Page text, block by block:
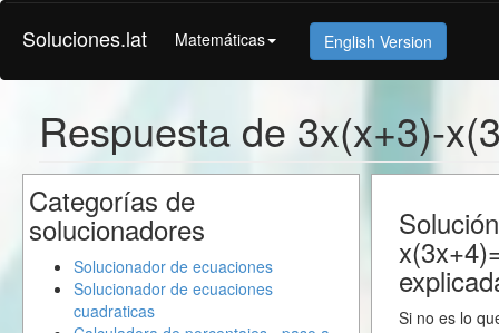
Soluciones.lat Matemáticas English Version
Respuesta de 3x(x+3)-
Si no es lo
Categorías de
solucionadores
Solucionador de ecuaciones
Solucionador de ecuaciones
cuadraticas